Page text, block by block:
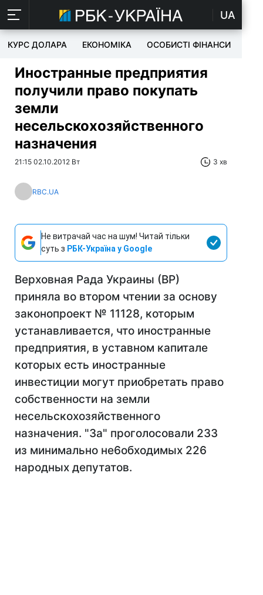
UA
КУРС ДОЛАРА ЕКОНОМІКА ОСОБИСТІ ФІНАНСИ
Иностранные предприятия
получили право покупать
земли
несельскохозяйственного
назначения
21:15 02.10.2012 Вт 3 хв
RBC.UA
Не витрачай час на шум! Читай тільки
суть з РБК-Україна у Google
Верховная Рада Украины (ВР)
приняла во втором чтении за основу
законопроект № 11128, которым
устанавливается, что иностранные
предприятия, в уставном капитале
которых есть иностранные
инвестиции могут приобретать право
собственности на земли
несельскохозяйственного
назначения. "За" проголосовали 233
из минимально не6обходимых 226
народных депутатов.